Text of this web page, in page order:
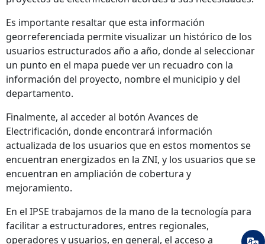
Es importante resaltar que esta información
georreferenciada permite visualizar un histórico de los
usuarios estructurados año a año, donde al seleccionar
un punto en el mapa puede ver un recuadro con la
información del proyecto, nombre el municipio y del
departamento.
Finalmente, al acceder al botón Avances de
Electrificación, donde encontrará información
actualizada de los usuarios que en estos momentos se
encuentran energizados en la ZNI, y los usuarios que se
encuentran en ampliación de cobertura y
mejoramiento.
En el IPSE trabajamos de la mano de la tecnología para
facilitar a estructuradores, entres regionales,
operadores y usuarios, en general, el acceso a